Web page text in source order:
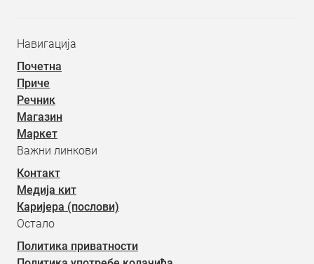
Навигација
Почетна
Приче
Речник
Магазин
Маркет
Важни линкови
Контакт
Медија кит
Каријера (послови)
Остало
Политика приватности